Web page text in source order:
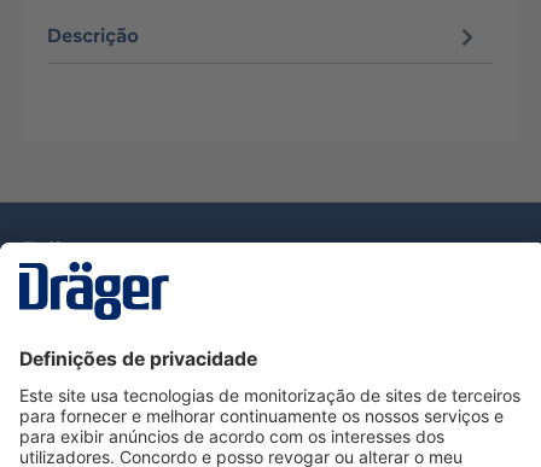
Descrição
Serviço de Apoio ao Cliente Dräger
Utilização da loja
Informações